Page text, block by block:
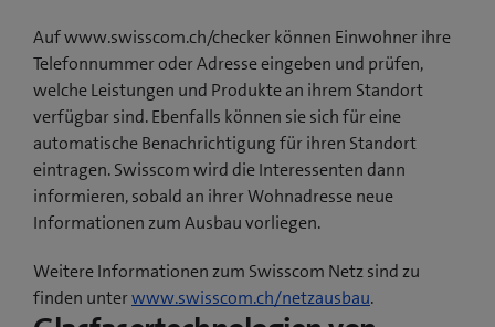
Auf www.swisscom.ch/checker können Einwohner ihre
Telefonnummer oder Adresse eingeben und prüfen,
welche Leistungen und Produkte an ihrem Standort
verfügbar sind. Ebenfalls können sie sich für eine
automatische Benachrichtigung für ihren Standort
eintragen. Swisscom wird die Interessenten dann
informieren, sobald an ihrer Wohnadresse neue
Informationen zum Ausbau vorliegen.
Weitere Informationen zum Swisscom Netz sind zu
finden unterwww.swisscom.ch/netzausbau.